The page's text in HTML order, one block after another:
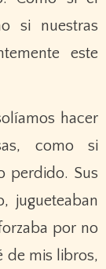
si nuestras
este
hacer
como si
perdido. Sus
jugueteaban
por no
de mis libros,